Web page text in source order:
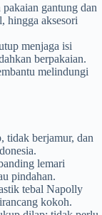
gantung dan
hingga aksesori
menjaga isi
berpakaian.
melindungi
tidak berjamur, dan
lemari
pindahan.
tebal Napolly
kokoh.